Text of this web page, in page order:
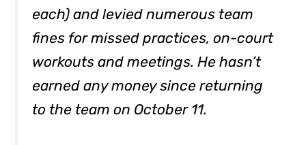
each) and levied numerous team
fines for missed practices, on-court
workouts and meetings. He hasn’t
earned any money since returning
to the team on October 11.